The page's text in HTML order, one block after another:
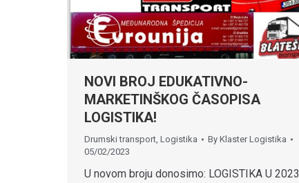
NOVI BROJ EDUKATIVNO-
MARKETINŠKOG ČASOPISA
LOGISTIKA!
Drumski transport Logistika By Klaster Logistika
05/02/2023
U novom broju donosimo: LOGISTIKA U 2023